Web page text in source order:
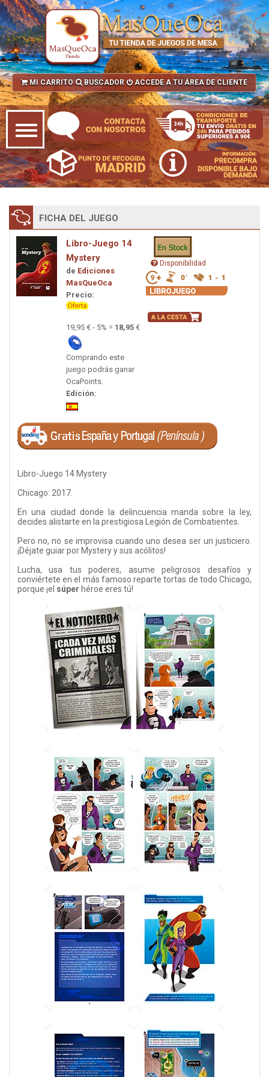
MI CARRITO BUSCADOR ACCEDE A TU ÁREA DE CLIENTE
FICHA DEL JUEGO
Libro-Juego 14
Mystery
de Ediciones
MasQueOca
Precio:
19,95 € - 5% = 18,95 €
Comprando este
juego podrás ganar
OcaPoints.
Edición:
Disponibilidad
Libro-Juego 14 Mystery
Chicago: 2017.
En una ciudad donde la delincuencia manda sobre la ley,
decides alistarte en la prestigiosa Legión de Combatientes.
Pero no, no se improvisa cuando uno desea ser un justiciero.
¡Déjate guiar por Mystery y sus acólitos!
Lucha, usa tus poderes, asume peligrosos desafíos y
conviértete en el más famoso reparte tortas de todo Chicago,
porque ¡el súper héroe eres tú!